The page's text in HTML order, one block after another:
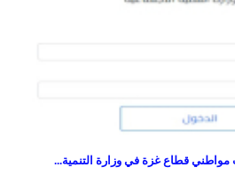
مواطني قطاع غزة في وزارة التنمية...